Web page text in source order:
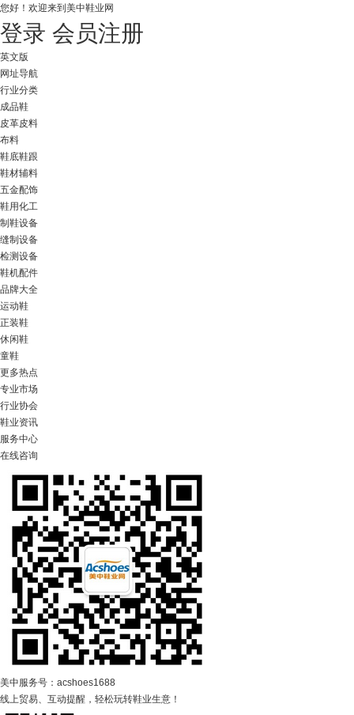
您好！ 欢迎来到美中鞋业网
登录 会员注册
英文版
网址导航
行业分类
成品鞋
皮革皮料
布料
鞋底鞋跟
鞋材辅料
五金配饰
鞋用化工
制鞋设备
缝制设备
检测设备
鞋机配件
品牌大全
运动鞋
正装鞋
休闲鞋
童鞋
更多热点
专业市场
行业协会
鞋业资讯
服务中心
在线咨询
美中服务号：acshoes1688
线上贸易、互动提醒，轻松玩转鞋业生意！